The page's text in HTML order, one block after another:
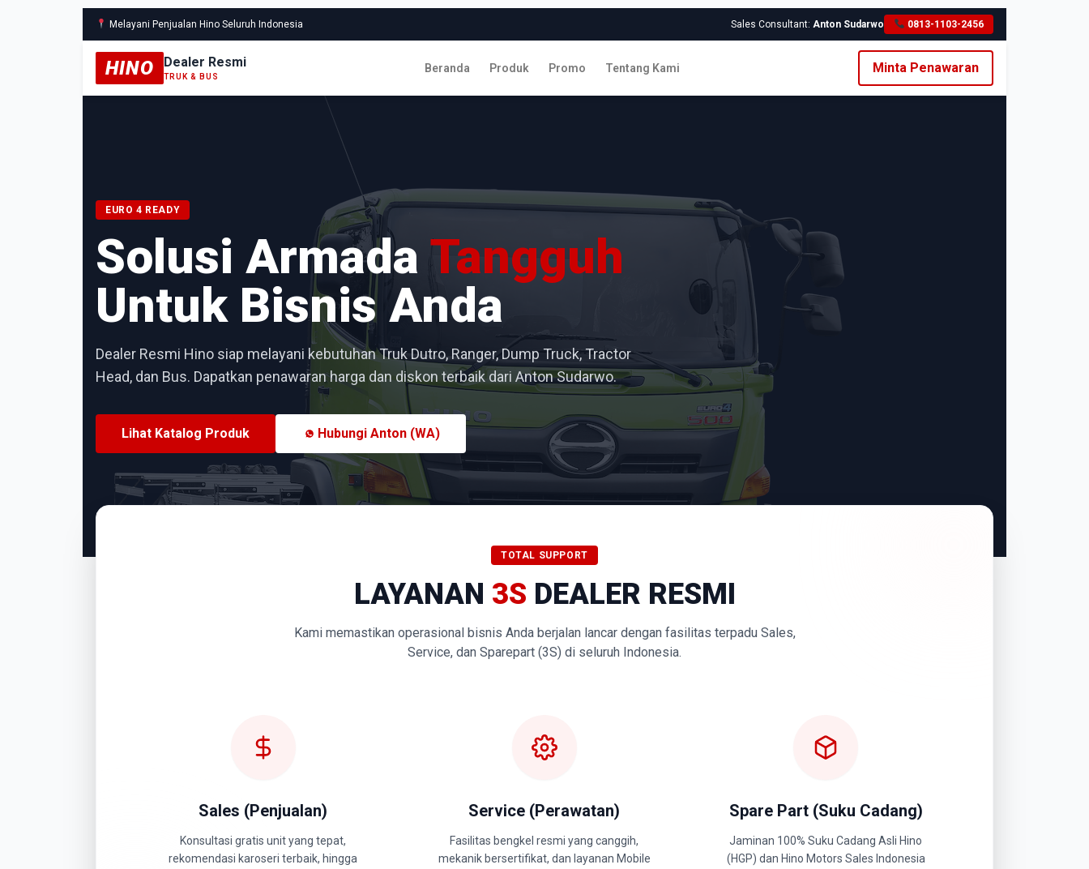
Melayani Penjualan Hino Seluruh Indonesia Sales Consultant:Anton Sudarwo 0813-1103-2456
HINO Dealer Resmi
TRUK & BUS
Beranda Produk Promo Tentang Kami Minta Penawaran
EURO 4 READY
Solusi Armada Tangguh
Untuk Bisnis Anda
Dealer Resmi Hino siap melayani kebutuhan Truk Dutro, Ranger, Dump Truck, Tractor
Head, dan Bus. Dapatkan penawaran harga dan diskon terbaik dari Anton Sudarwo.
Lihat Katalog Produk Hubungi Anton (WA)
TOTAL SUPPORT
LAYANAN 3S DEALER RESMI
Kami memastikan operasional bisnis Anda berjalan lancar dengan fasilitas terpadu Sales,
Service, dan Sparepart (3S) di seluruh Indonesia.
Sales (Penjualan)
Konsultasi gratis unit yang tepat,
rekomendasi karoseri terbaik, hingga
Service (Perawatan)
Fasilitas bengkel resmi yang canggih,
mekanik bersertifikat, dan layanan Mobile
Spare Part (Suku Cadang)
Jaminan 100% Suku Cadang Asli Hino
(HGP) dan Hino Motors Sales Indonesia